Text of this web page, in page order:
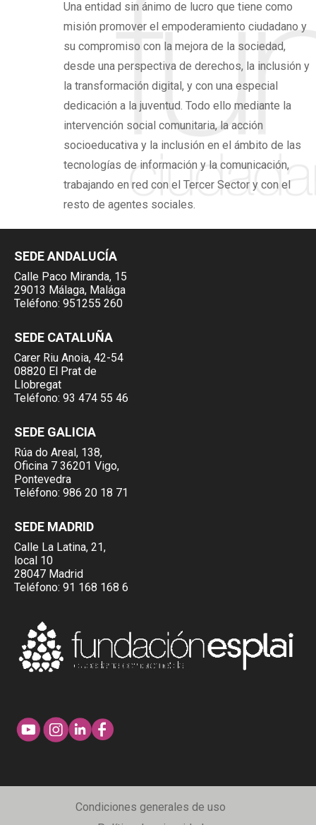
Una entidad sin ánimo de lucro que tiene como
misión promover el empoderamiento ciudadano y
su compromiso con la mejora de la sociedad,
desde una perspectiva de derechos, la inclusión y
la transformación digital, y con una especial
dedicación a la juventud. Todo ello mediante la
intervención social comunitaria, la acción
socioeducativa y la inclusión en el ámbito de las
tecnologías de información y la comunicación,
trabajando en red con el Tercer Sector y con el
resto de agentes sociales.
SEDE ANDALUCÍA
Calle Paco Miranda, 15
29013 Málaga, Malága
Teléfono: 951255 260
SEDE CATALUÑA
Carer Riu Anoia, 42-54
08820 El Prat de
Llobregat
Teléfono: 93 474 55 46
SEDE GALICIA
Rúa do Areal, 138,
Oficina 7 36201 Vigo,
Pontevedra
Teléfono: 986 20 18 71
SEDE MADRID
Calle La Latina, 21,
local 10
28047 Madrid
Teléfono: 91 168 168 6
Condiciones generales de uso